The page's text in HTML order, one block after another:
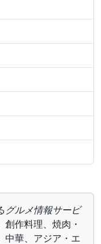
グルメ情報サービ
作料理、焼肉・
中華、アジア・エ